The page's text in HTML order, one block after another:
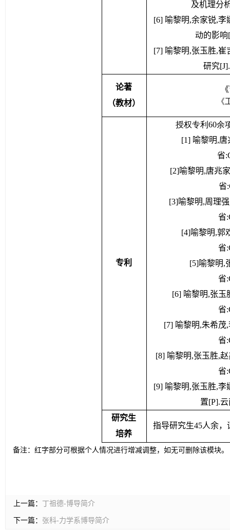
[5] 喻黎明,曹丽,李
及机理分
[6] 喻黎明,余家锐,
动的影响
[7] 喻黎明,张玉胜,
论著
（教材）
《
授权专利60
[1] 喻黎明,
省
[2]喻黎明,唐兆
省
[3]喻黎明,周理
省
[4]喻黎明,
省
[5]喻黎明
省
[6] 喻黎明,张
省
[7] 喻黎明,朱希
省
[8] 喻黎明,张玉胜,
省
[9] 喻黎明,张玉胜,
研究生
培养
指导研究生45人余，
上一篇： 丁祖德-博导简介